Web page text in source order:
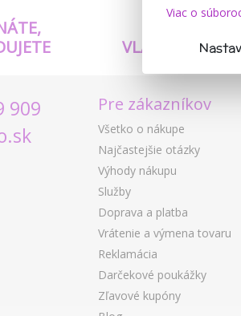
VLASTNÉ
909
Pre zákazníkov
Všetko o nákupe
Najčastejšie otázky
Výhody nákupu
Služby
Doprava a platba
Vrátenie a výmena tovaru
Reklamácia
Darčekové poukážky
Zľavové kupóny
Viac o